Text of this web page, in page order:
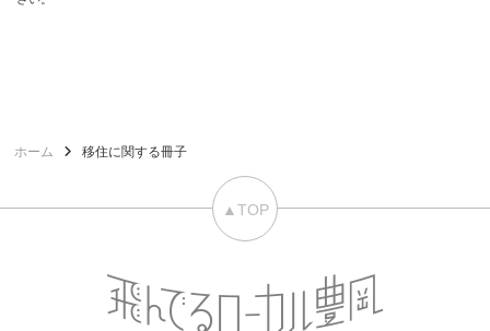
ホーム 移住に関する冊子
▲TOP